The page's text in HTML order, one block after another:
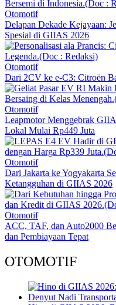
Otomotif
Delapan Dekade Kejayaan:
Spesial di GIIAS 2026
Otomotif
Dari 2CV ke e-C3: Citroën
Otomotif
Leapmotor Menggebrak
Lokal Mulai Rp449 Juta
Otomotif
Dari Jakarta ke Yogyakarta
Ketangguhan di GIIAS 2026
Otomotif
ACC, TAF, dan Auto2000
dan Pembiayaan Tepat
OTOMOTIF